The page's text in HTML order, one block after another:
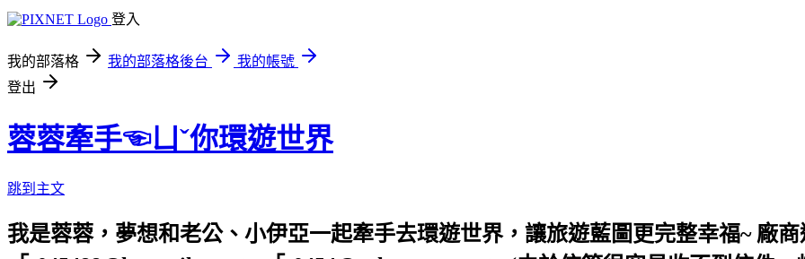
登入
我的部落格 我的部落格後台
我的帳號
登出
蓉蓉牽手☜ㄩˇ你環遊世界
跳到主文
我是蓉蓉，夢想和老公、小伊亞一起牽手去環遊世界，讓旅遊藍圖更完整幸福~ 廠